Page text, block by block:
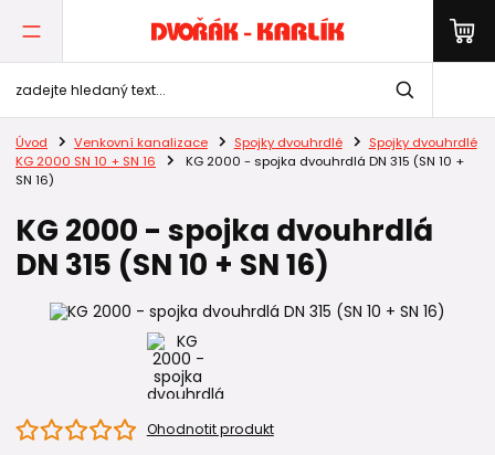
Úvod Venkovní kanalizace Spojky dvouhrdlé
Spojky dvouhrdlé
KG 2000 SN 10 + SN 16
KG 2000 - spojka dvouhrdlá DN 315 (SN 10 +
SN 16)
KG 2000 - spojka dvouhrdlá
DN 315 (SN 10 + SN 16)
Ohodnotit produkt